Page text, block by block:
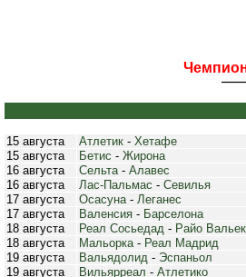
15 августа Атлетик - Хетафе
15 августа
Бетис - Жирона
16 августа
Сельта- Алавес
16 августа
Лас-Пальмас - Севилья
17 августа
Осасуна- Леганес
17 августа
Валенсия - Барселона
18 августа
Реал Сосьедад - Райо
18 августа
Мальорка- Реал Мадрид
19 августа
Вальядолид - Эспаньол
19 августа
Вильярреал - Атлетико